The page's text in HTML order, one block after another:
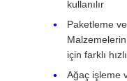
kullanılır
Paketleme
Malzemelerin
için farklı
Ağaç işleme